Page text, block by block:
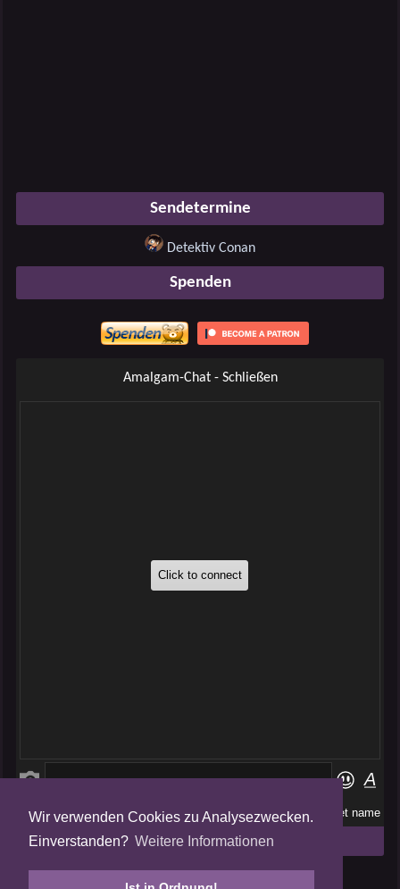
Wir verwenden Cookies zu Analysezwecken.
Einverstanden? Weitere Informationen
Sendetermine
Detektiv Conan
Spenden
Amalgam-Chat - Schließen
Folge uns auf
Tweets by AmalgamFansubs